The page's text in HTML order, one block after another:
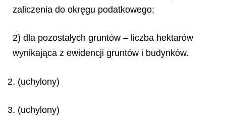
zaliczenia do okręgu podatkowego;
2) dla pozostałych gruntów – liczba hektarów
wynikająca z ewidencji gruntów i budynków.
2. (uchylony)
3. (uchylony)